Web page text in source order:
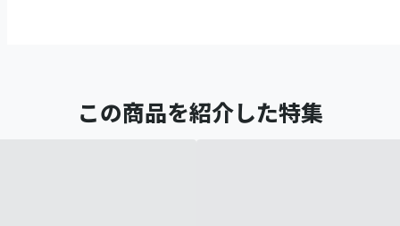
この商品を紹介した特集